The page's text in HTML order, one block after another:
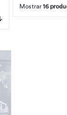
Mostrar 16